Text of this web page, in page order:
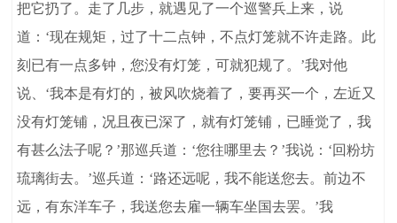
把它扔了。走了几步，就遇见了一个巡警兵上来，说
道：‘现在规矩，过了十二点钟，不点灯笼就不许走路。此
刻已有一点多钟，您没有灯笼，可就犯规了。’我对他
说、‘我本是有灯的，被风吹烧着了，要再买一个，左近又
没有灯笼铺，况且夜已深了，就有灯笼铺，已睡觉了，我
有甚么法子呢？’那巡兵道：‘您往哪里去？’我说：‘回粉坊
琉璃街去。’巡兵道：‘路还远呢，我不能送您去。前边不
远，有东洋车子，我送您去雇一辆车坐国去罢。’我